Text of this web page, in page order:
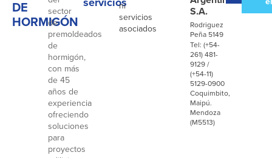
DE
HORMIGÓN
sector
de
premoldeados
de
hormigón,
con más
de 45
años de
experiencia
ofreciendo
soluciones
para
proyectos
ni
servicios
asociados
S.A.
Rodriguez
Peña 5149
Tel: (+54-
261) 481-
9129 /
(+54-11)
5129-0900
Coquimbito,
Maipú.
Mendoza
(M5513)